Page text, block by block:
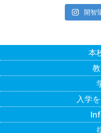
開智
本
入学